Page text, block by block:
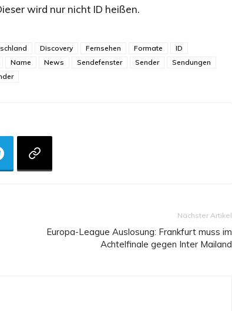
wird nur nicht ID heißen.
Discovery Fernsehen Formate
ID
Name News Sendefenster Sender
Sendungen
Nächster Artikel
Europa-League Auslosung: Frankfurt muss im
Achtelfinale gegen Inter Mailand